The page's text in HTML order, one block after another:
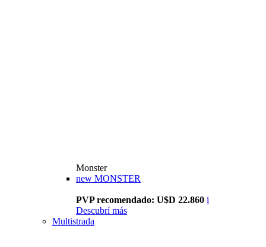
Monster
new MONSTER
PVP recomendado: U$D 22.860 i
Descubrí más
Multistrada